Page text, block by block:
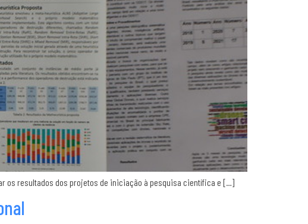
os resultados dos projetos de iniciação à pesquisa científica e […]